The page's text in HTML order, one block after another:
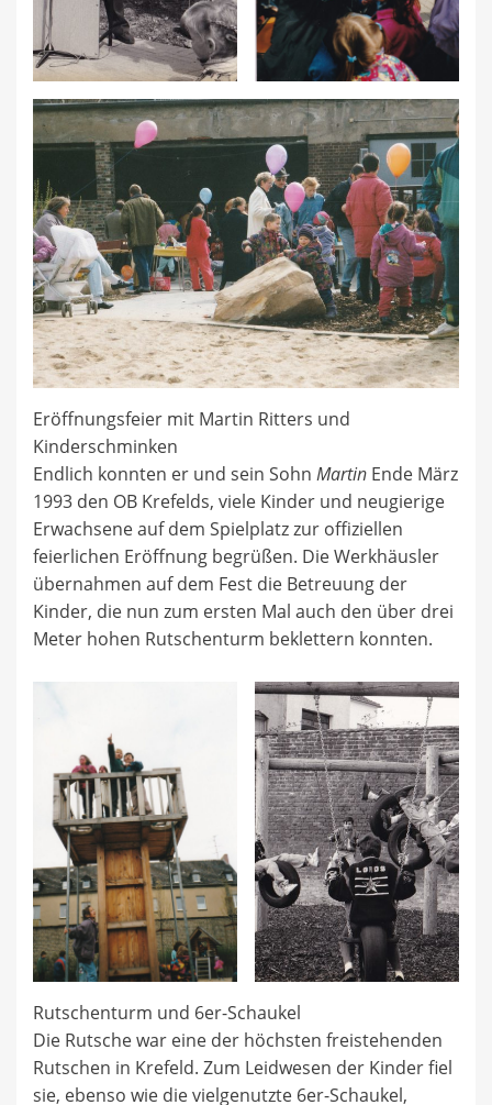
Eröffnungsfeier mit Martin Ritters und
Kinderschminken
Endlich konnten er und sein Sohn Martin Ende März
1993 den OB Krefelds, viele Kinder und neugierige
Erwachsene auf dem Spielplatz zur offiziellen
feierlichen Eröffnung begrüßen. Die Werkhäusler
übernahmen auf dem Fest die Betreuung der
Kinder, die nun zum ersten Mal auch den über drei
Meter hohen Rutschenturm beklettern konnten.
Rutschenturm und 6er-Schaukel
Die Rutsche war eine der höchsten freistehenden
Rutschen in Krefeld. Zum Leidwesen der Kinder fiel
sie, ebenso wie die vielgenutzte 6er-Schaukel,